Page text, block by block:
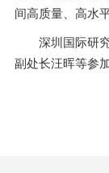
间高质量、高水
深圳国际研
副处长汪晖等参